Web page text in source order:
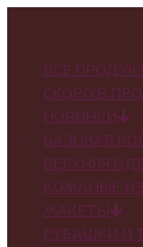
ВСЕ
СКОРО В
НОВИНКИ
БАЗОВАЯ
ВЕРХНЯЯ
КОЖАНЫЕ
ЖАКЕТЫ
РУБАШКИ И